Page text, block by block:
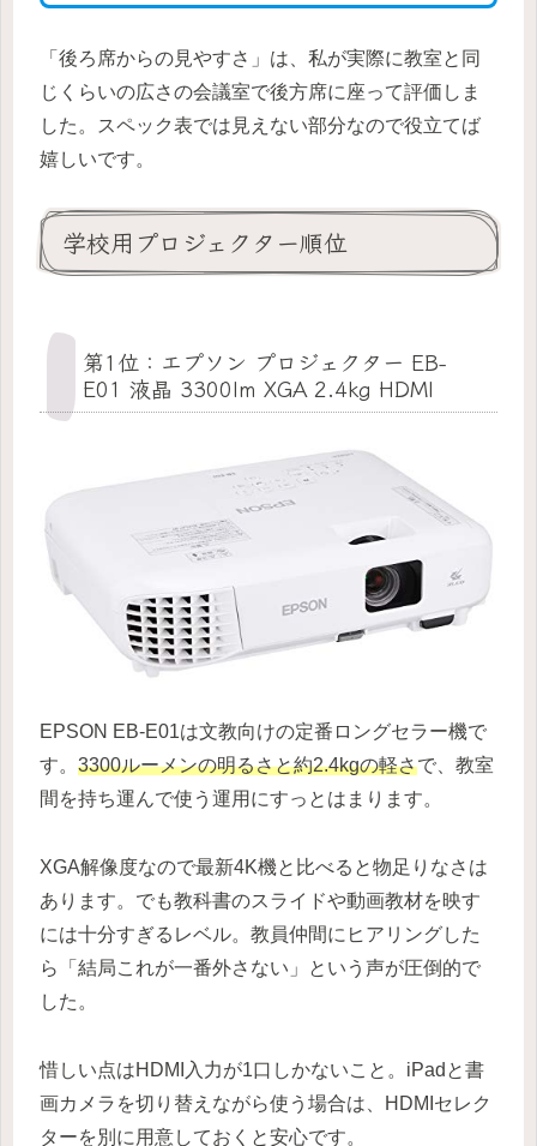
「後ろ席からの見やすさ」は、私が実際に教室と同
じくらいの広さの会議室で後方席に座って評価しま
した。スペック表では見えない部分なので役立てば
嬉しいです。
学校用プロジェクター順位
第1位：エプソン プロジェクター EB-
E01 液晶 3300lm XGA 2.4kg HDMI
EPSON EB-E01は文教向けの定番ロングセラー機で
す。 3300ルーメンの明るさと約2.4kgの軽さで、教室
間を持ち運んで使う運用にすっとはまります。
XGA解像度なので最新4K機と比べると物足りなさは
あります。でも教科書のスライドや動画教材を映す
には十分すぎるレベル。教員仲間にヒアリングした
ら「結局これが一番外さない」という声が圧倒的で
した。
惜しい点はHDMI入力が1口しかないこと。iPadと書
画カメラを切り替えながら使う場合は、HDMIセレク
ターを別に用意しておくと安心です。